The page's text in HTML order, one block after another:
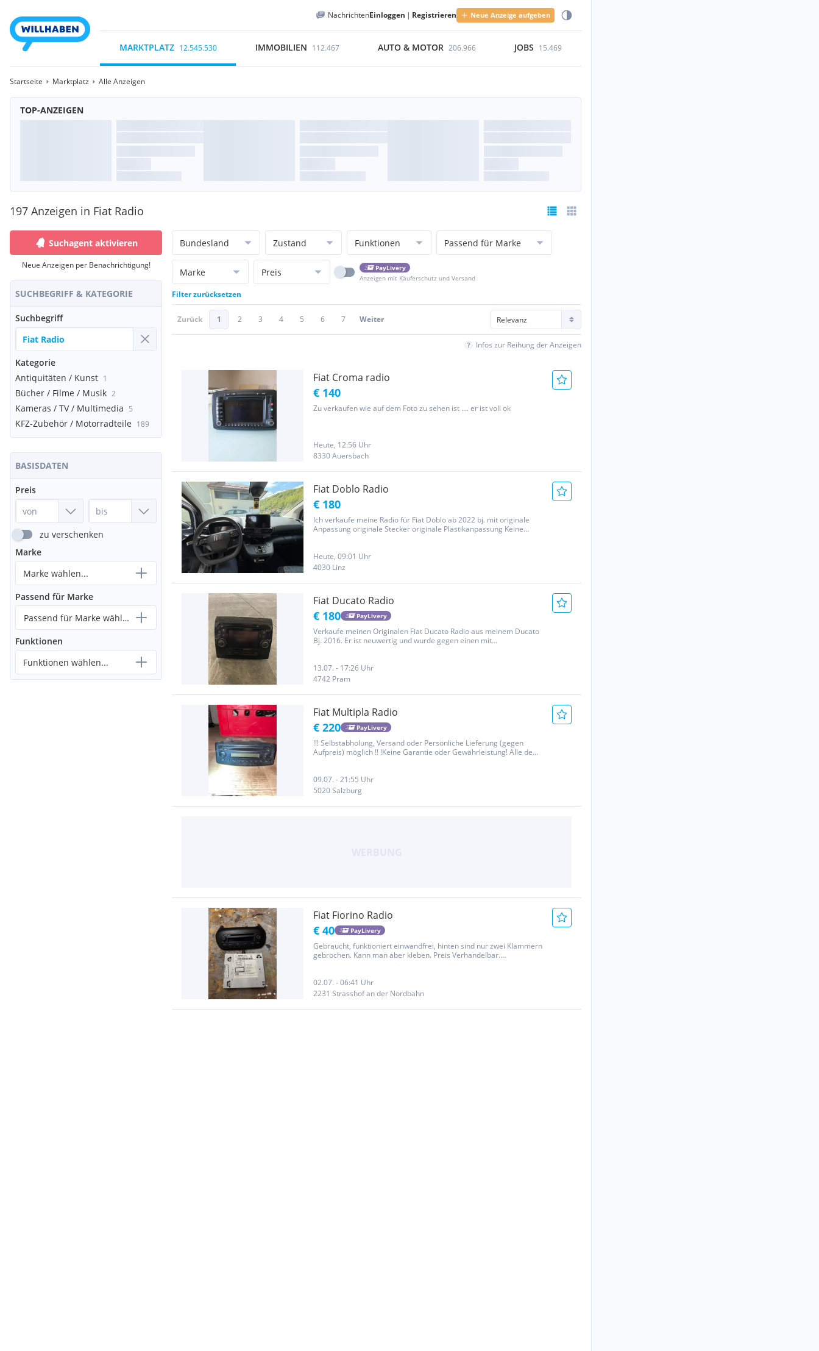
NachrichtenEinloggen | Registrieren Neue Anzeige aufgeben
MARKTPLATZ 12.545.530 IMMOBILIEN 112.467 AUTO & MOTOR 206.966 JOBS 15.469
Startseite Marktplatz Alle Anzeigen
TOP-ANZEIGEN
197 Anzeigen in Fiat Radio
Suchagent aktivieren
Neue Anzeigen per Benachrichtigung!
SUCHBEGRIFF & KATEGORIE
Suchbegriff
Kategorie
Antiquitäten / Kunst 1
Bücher / Filme / Musik 2
Kameras / TV / Multimedia 5
KFZ-Zubehör / Motorradteile 189
BASISDATEN
Preis
zu verschenken
Marke
Marke wählen...
Passend für Marke
Passend für Marke wählen...
Funktionen
Funktionen wählen...
Bundesland Zustand Funktionen Passend für Marke
Marke Preis
PayLivery
Anzeigen mit Käuferschutz und Versand
Filter zurücksetzen
Zurück 1 2 3 4 5 6 7 Weiter
Infos zur Reihung der Anzeigen
Fiat Croma radio
€ 140
Zu verkaufen wie auf dem Foto zu sehen ist .... er ist voll ok
Heute, 12:56 Uhr
8330 Auersbach
Fiat Doblo Radio
€ 180
Ich verkaufe meine Radio für Fiat Doblo ab 2022 bj. mit originale
Anpassung originale Stecker originale Plastikanpassung Keine
Heute, 09:01 Uhr
4030 Linz
Fiat Ducato Radio
€ 180 PayLivery
Verkaufe meinen Originalen Fiat Ducato Radio aus meinem Ducato
Bj. 2016. Er ist neuwertig und wurde gegen einen mit
13.07. - 17:26 Uhr
4742 Pram
Fiat Multipla Radio
€ 220 PayLivery
!!! Selbstabholung, Versand oder Persönliche Lieferung (gegen
Aufpreis) möglich !! !Keine Garantie oder Gewährleistung! Alle dem
09.07. - 21:55 Uhr
5020 Salzburg
Fiat Fiorino Radio
€ 40 PayLivery
Gebraucht, funktioniert einwandfrei, hinten sind nur zwei Klammern
gebrochen. Kann man aber kleben. Preis Verhandelbar.
Transporter.
02.07. - 06:41 Uhr
2231 Strasshof an der Nordbahn